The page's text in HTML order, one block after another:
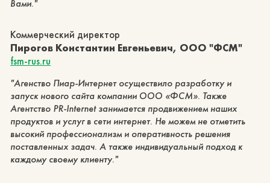
Вами.
Коммерческий директор
Пирогов Константин Евгеньевич, ООО "ФСМ"
fsm-rus.ru
Агенство Пиар-Интернет осуществило разработку и
запуск нового сайта компании ООО «ФСМ». Также
Агентство PR-Internet занимается продвижением наших
продуктов и услуг в сети интернет. Не можем не отметить
высокий профессионализм и оперативность решения
поставленных задач. А также индивидуальный подход к
каждому своему клиенту.